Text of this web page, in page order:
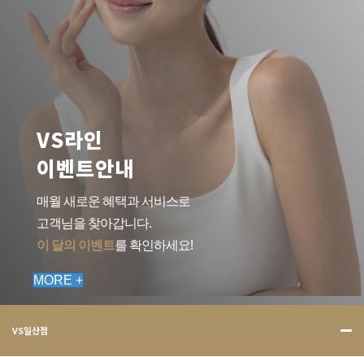
VS라인
이벤트안내
매월 새로운 혜택과 서비스로
고객님을 찾아갑니다.
이 달의 이벤트를 확인하세요!
MORE +
VS일산점